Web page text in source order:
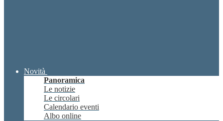
Novità
Panoramica
Le notizie
Le circolari
Calendario eventi
Albo online